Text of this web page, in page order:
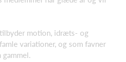
motion, idræts- og
variationer, og som favner